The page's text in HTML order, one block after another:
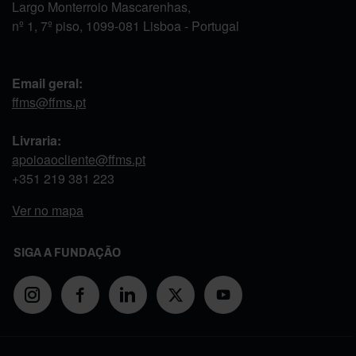
Largo Monterroio Mascarenhas,
nº 1, 7º piso, 1099-081 Lisboa - Portugal
Email geral:
ffms@ffms.pt
Livraria:
apoioaocliente@ffms.pt
+351 219 381 223
Ver no mapa
SIGA A FUNDAÇÃO